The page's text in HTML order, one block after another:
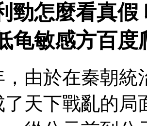
勁怎麼看真
龟敏感方百
，由於在秦朝統
了天下戰亂的局